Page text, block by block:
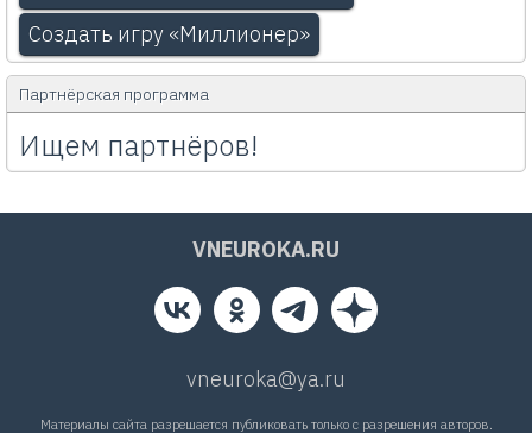
Создать игру «Миллионер»
Партнёрская программа
Ищем партнёров!
VNEUROKA.RU
vneuroka@ya.ru
Материалы сайта разрешается публиковать только с разрешения авторов.